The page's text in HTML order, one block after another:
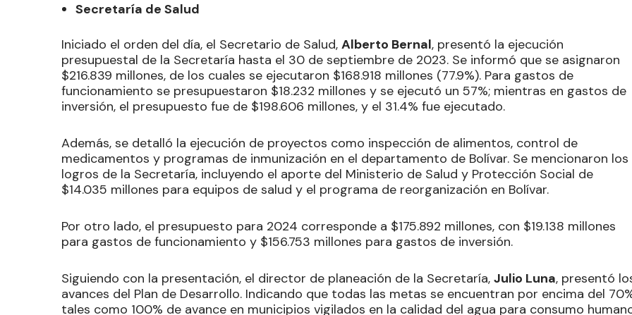
Secretaría de Salud
Iniciado el orden del día, el Secretario de Salud, Alberto Bernal, presentó la ejecución
presupuestal de la Secretaría hasta el 30 de septiembre de 2023. Se informó que se asignaron
$216.839 millones, de los cuales se ejecutaron $168.918 millones (77.9%). Para gastos de
funcionamiento se presupuestaron $18.232 millones y se ejecutó un 57%; mientras en gastos de
inversión, el presupuesto fue de $198.606 millones, y el 31.4% fue ejecutado.
Además, se detalló la ejecución de proyectos como inspección de alimentos, control de
medicamentos y programas de inmunización en el departamento de Bolívar. Se mencionaron los
logros de la Secretaría, incluyendo el aporte del Ministerio de Salud y Protección Social de
$14.035 millones para equipos de salud y el programa de reorganización en Bolívar.
Por otro lado, el presupuesto para 2024 corresponde a $175.892 millones, con $19.138 millones
para gastos de funcionamiento y $156.753 millones para gastos de inversión.
Siguiendo con la presentación, el director de planeación de la Secretaría, Julio Luna, presentó
avances del Plan de Desarrollo. Indicando que todas las metas se encuentran por encima del
tales como 100% de avance en municipios vigilados en la calidad del agua para consumo